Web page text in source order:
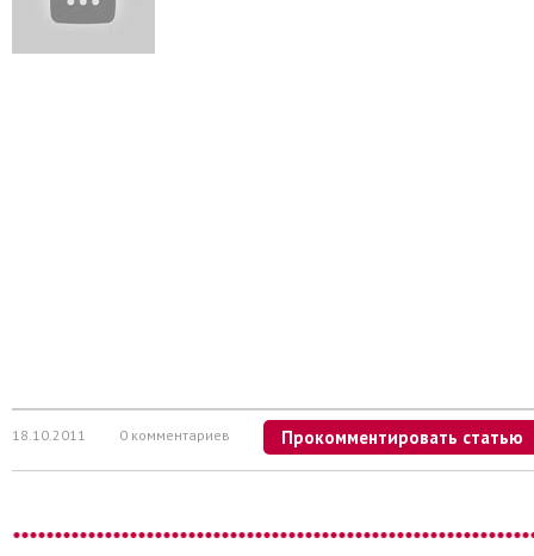
18.10.2011 0 комментариев Прокомментировать статью